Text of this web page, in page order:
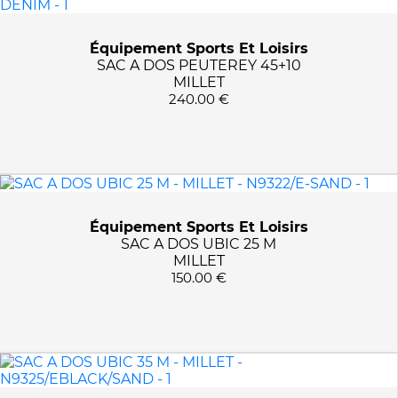
Équipement Sports Et Loisirs
SAC A DOS PEUTEREY 45+10
MILLET
240.00 €
Équipement Sports Et Loisirs
SAC A DOS UBIC 25 M
MILLET
150.00 €